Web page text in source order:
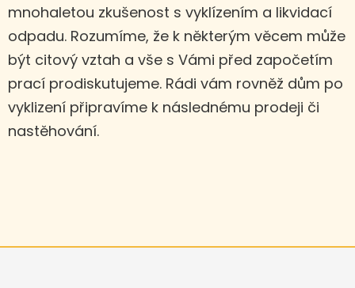
mnohaletou zkušenost s vyklízením a likvidací
odpadu. Rozumíme, že k některým věcem může
být citový vztah a vše s Vámi před započetím
prací prodiskutujeme. Rádi vám rovněž dům po
vyklizení připravíme k následnému prodeji či
nastěhování.